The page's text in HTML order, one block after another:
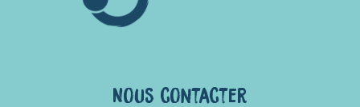
Nous contacter